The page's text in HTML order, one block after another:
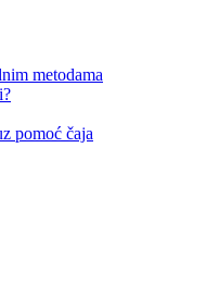
metodama
pomoć čaja